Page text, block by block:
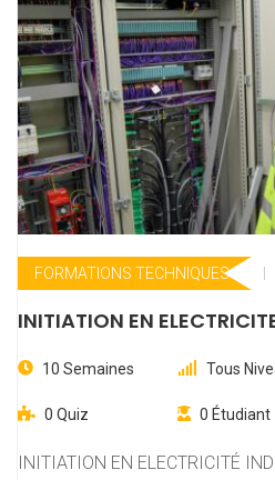
FORMATIONS TECHNIQUES
INITIATION EN
10 Semaines Tous
0 Quiz 0 Étudiant
INITIATION EN ELECTRICITÉ